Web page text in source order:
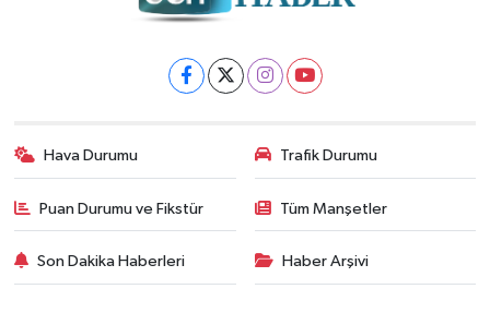
Hava Durumu Trafik Durumu
Puan Durumu ve Fikstür Tüm Manşetler
Son Dakika Haberleri Haber Arşivi